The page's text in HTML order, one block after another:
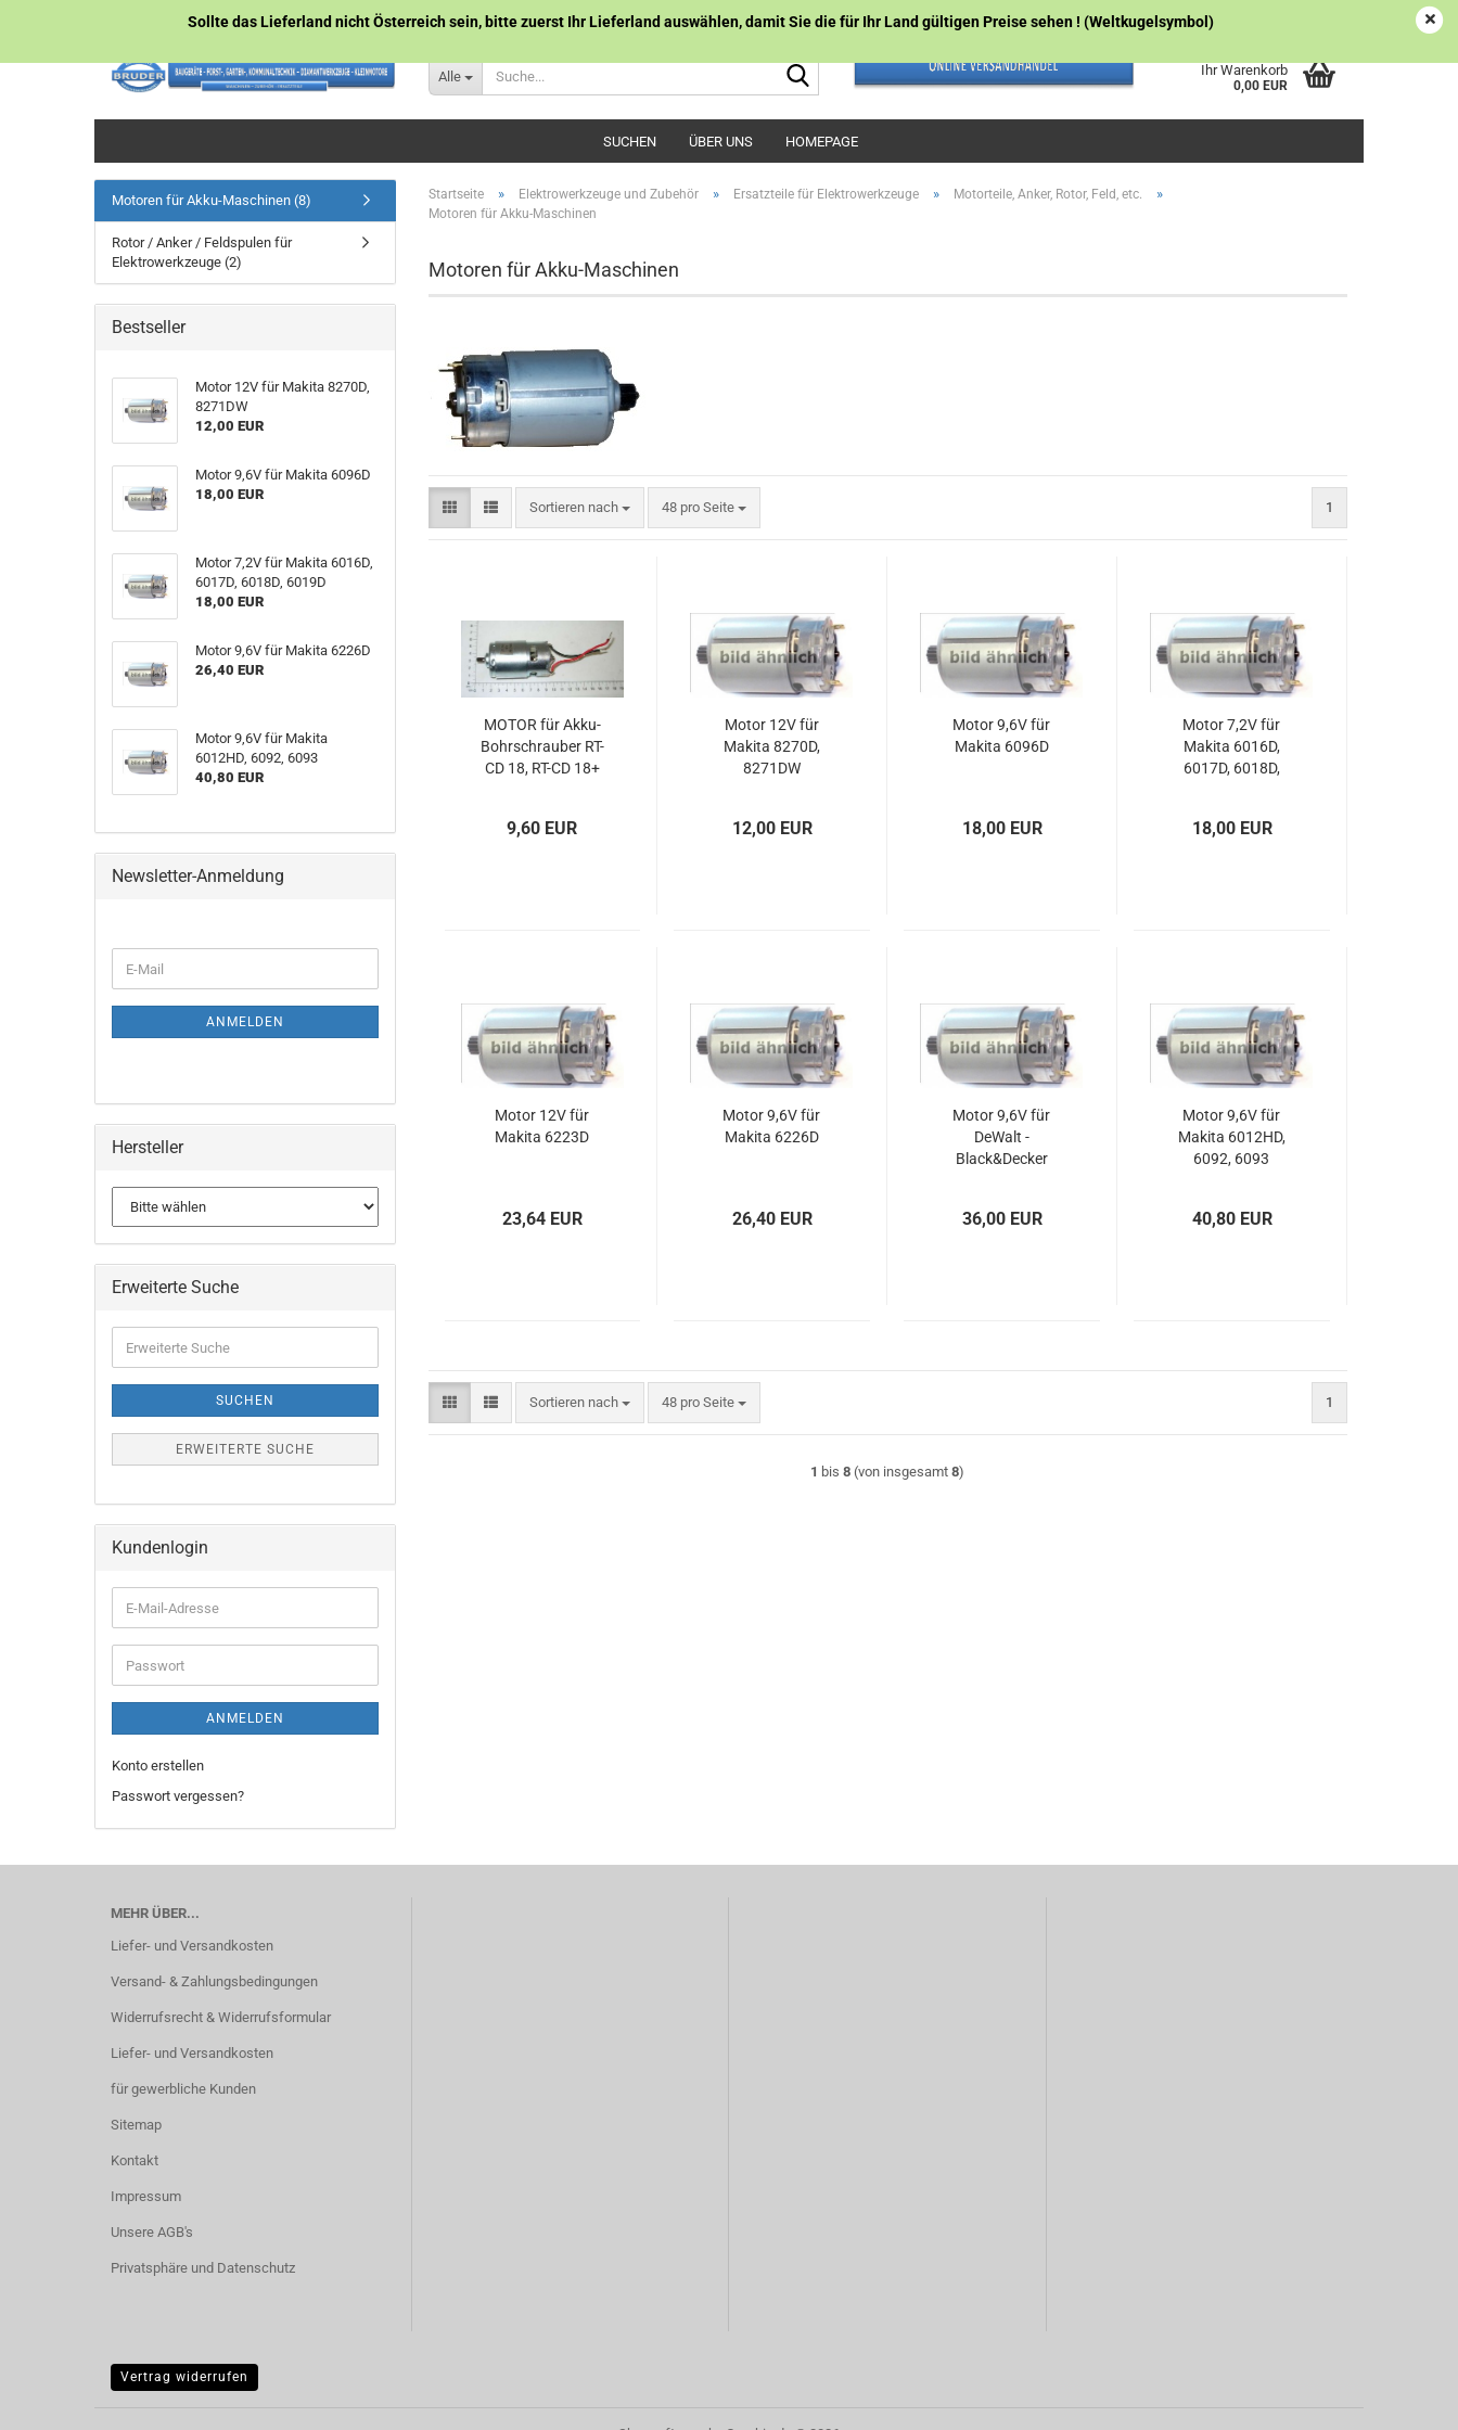
Österreich Kundenlogin
Alle
Suche... Ihr Warenkorb
0,00 EUR
Sollte das Lieferland nicht Österreich sein, bitte zuerst Ihr Lieferland auswählen, damit Sie die für Ihr Land gültigen Preise sehen ! (Weltkugelsymbol)
SUCHEN ÜBER UNS HOMEPAGE
Startseite » Elektrowerkzeuge und Zubehör » Ersatzteile für Elektrowerkzeuge » Motorteile, Anker, Rotor, Feld, etc. »
Motoren für Akku-Maschinen
Motoren für Akku-Maschinen
Sortieren nach
Sortieren nach 48 pro Seite
pro Seite 1
MOTOR für Akku-
Bohrschrauber RT-
CD 18, RT-CD 18+
9,60 EUR
Motor 12V für
Makita 8270D,
8271DW
12,00 EUR
Motor 9,6V für
Makita 6096D
18,00 EUR
Motor 7,2V für
Makita 6016D,
6017D, 6018D,
18,00 EUR
Motor 12V für
Makita 6223D
23,64 EUR
Motor 9,6V für
Makita 6226D
26,40 EUR
Motor 9,6V für
DeWalt -
Black&Decker
36,00 EUR
Motor 9,6V für
Makita 6012HD,
6092, 6093
40,80 EUR
Sortieren nach
Sortieren nach 48 pro Seite
pro Seite 1
1 bis8 (von insgesamt8)
Motoren für Akku-Maschinen (8)
Rotor / Anker / Feldspulen für
Elektrowerkzeuge (2)
Bestseller
Motor 12V für Makita 8270D,
8271DW
12,00 EUR
Motor 9,6V für Makita 6096D
18,00 EUR
Motor 7,2V für Makita 6016D,
6017D, 6018D, 6019D
18,00 EUR
Motor 9,6V für Makita 6226D
26,40 EUR
Motor 9,6V für Makita
6012HD, 6092, 6093
40,80 EUR
Newsletter-Anmeldung
ZUR
E-
Mail
ANMELDEN
Hersteller
Erweiterte Suche
Suche
SUCHEN
ERWEITERTE SUCHE
Kundenlogin
E-
Mail-
Adresse
Passwort
ANMELDEN
Konto erstellen
Passwort vergessen?
MEHR ÜBER...
Liefer- und Versandkosten
Versand- & Zahlungsbedingungen
Widerrufsrecht & Widerrufsformular
Liefer- und Versandkosten
für gewerbliche Kunden
Sitemap
Kontakt
Impressum
Unsere AGB's
Privatsphäre und Datenschutz
Vertrag widerrufen